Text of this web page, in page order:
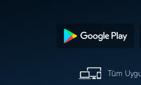
Tüm